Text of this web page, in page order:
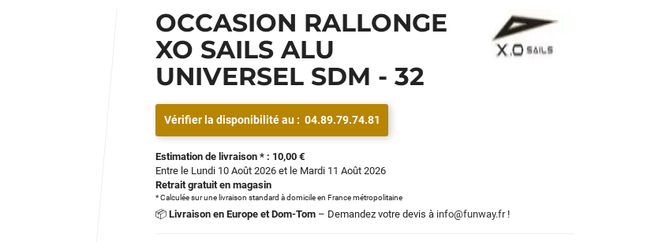
OCCASION RALLONGE
XO SAILS ALU
UNIVERSEL SDM - 32
Vérifier la disponibilité au : 04.89.79.74.81
Estimation de livraison * : 10,00 €
Entre le Lundi 10 Août 2026 et le Mardi 11 Août 2026
Retrait gratuit en magasin
* Calculée sur une livraison standard à domicile en France métropolitaine
📦 Livraison en Europe et Dom-Tom – Demandez votre devis à info@funway.fr!